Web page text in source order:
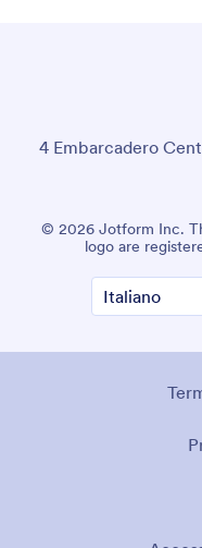
4 Embarcadero
© 2026 Jotform Inc.
logo are